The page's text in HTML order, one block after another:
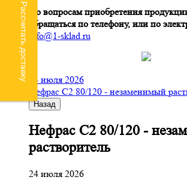
По вопросам приобретения
обращаться по телефону, или по
info@1-sklad.ru
24 июля 2026
Нефрас С2 80/120 - незаменимый
Назад
Нефрас С2 80/120 -
растворитель
24 июля 2026
Рассчитать доставку